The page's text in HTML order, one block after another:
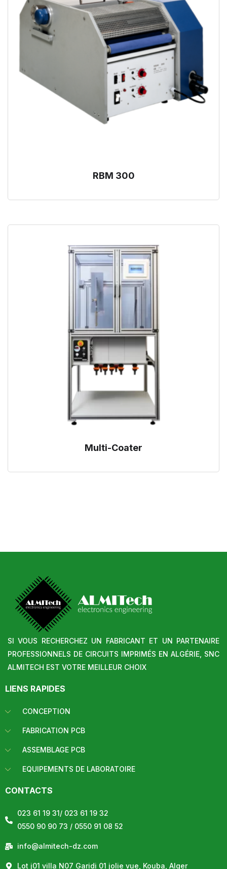
RBM 300
Multi-Coater
SI VOUS RECHERCHEZ UN FABRICANT ET UN PARTENAIRE
PROFESSIONNELS DE CIRCUITS IMPRIMÉS EN ALGÉRIE, SNC
ALMITECH EST VOTRE MEILLEUR CHOIX
LIENS RAPIDES
CONCEPTION
FABRICATION PCB
ASSEMBLAGE PCB
EQUIPEMENTS DE LABORATOIRE
CONTACTS
023 61 19 31/ 023 61 19 32
0550 90 90 73 / 0550 91 08 52
info@almitech-dz.com
Lot j01 villa N07 Garidi 01 jolie vue, Kouba, Alger